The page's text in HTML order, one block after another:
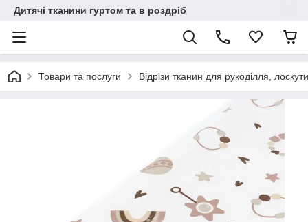
Дитячі тканини гуртом та в роздріб
Товари та послуги Відрізи тканин для рукоділля, лоскути